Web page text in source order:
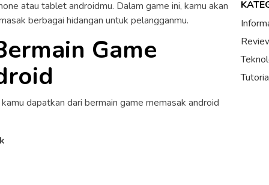
atau tablet androidmu. Dalam game ini, kamu akan
berbagai hidangan untuk pelangganmu.
Game
dapatkan dari bermain game memasak android